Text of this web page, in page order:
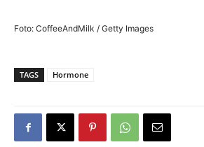
Foto: CoffeeAndMilk / Getty Images
TAGS Hormone